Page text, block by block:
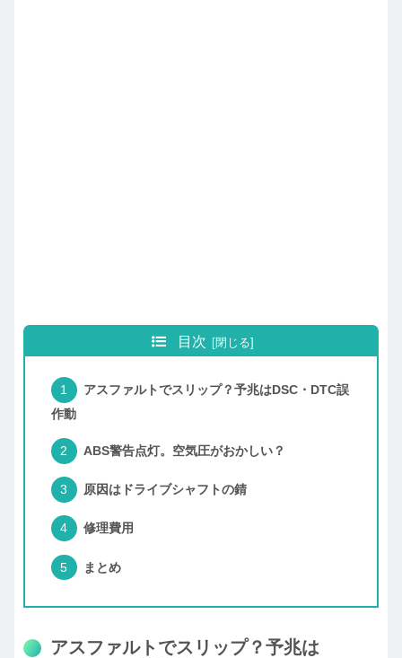
目次
アスファルトでスリップ？予兆はDSC・DTC誤
作動
ABS警告点灯。空気圧がおかしい？
原因はドライブシャフトの錆
修理費用
まとめ
アスファルトでスリップ？予兆は